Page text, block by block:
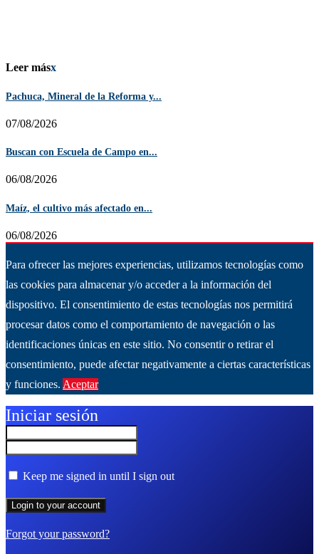
Leer másx
Pachuca, Mineral de la Reforma y...
07/08/2026
Buscan con Escuela de Campo en...
06/08/2026
Maíz, el cultivo más afectado en...
06/08/2026
Para ofrecer las mejores experiencias, utilizamos tecnologías como
las cookies para almacenar y/o acceder a la información del
dispositivo. El consentimiento de estas tecnologías nos permitirá
procesar datos como el comportamiento de navegación o las
identificaciones únicas en este sitio. No consentir o retirar el
consentimiento, puede afectar negativamente a ciertas características
y funciones. Aceptar
Iniciar sesión
Keep me signed in until I sign out
Forgot your password?